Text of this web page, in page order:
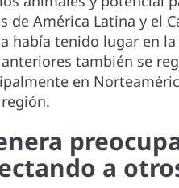
de América Latina y el
había tenido lugar en
también se
en
a